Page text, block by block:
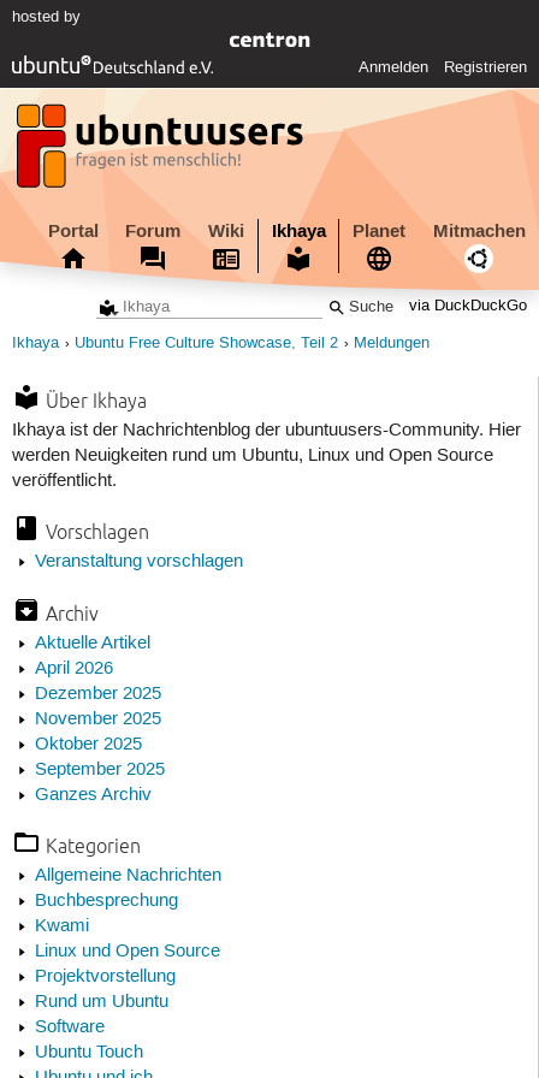
hosted by
Anmelden Registrieren
Portal Forum Wiki Ikhaya Planet Mitmachen
via DuckDuckGo
Ikhaya Ubuntu Free Culture Showcase, Teil 2 Meldungen
Über Ikhaya
Ikhaya ist der Nachrichtenblog der ubuntuusers-Community. Hier
werden Neuigkeiten rund um Ubuntu, Linux und Open Source
veröffentlicht.
Vorschlagen
Veranstaltung vorschlagen
Archiv
Aktuelle Artikel
April 2026
Dezember 2025
November 2025
Oktober 2025
September 2025
Ganzes Archiv
Kategorien
Allgemeine Nachrichten
Buchbesprechung
Kwami
Linux und Open Source
Projektvorstellung
Rund um Ubuntu
Software
Ubuntu Touch